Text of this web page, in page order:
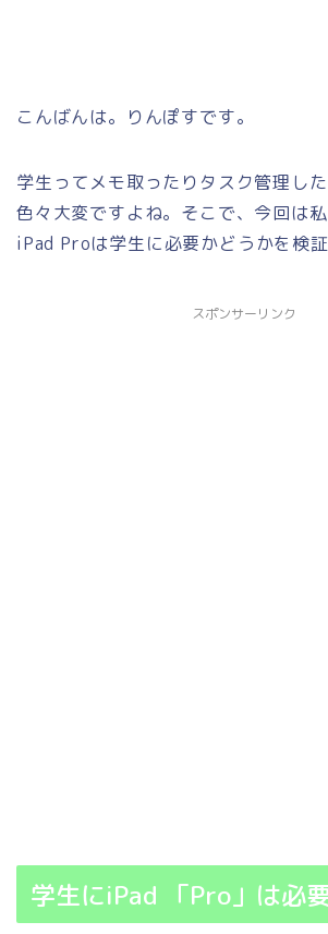
こんばんは。りんぽすです。
学生ってメモ取ったりタスク管理し
色々大変ですよね。そこで、今回は
iPad Proは学生に必要かどうかを検証
スポンサーリンク
学生にiPad 「Pro」は必